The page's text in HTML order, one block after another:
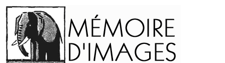
Passer
au
contenu